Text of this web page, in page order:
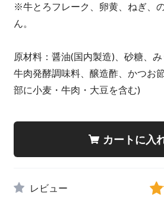
※牛とろフレーク、卵黄、ねぎ、
ん。
原材料：醤油(国内製造)、砂糖、み
牛肉発酵調味料、醸造酢、かつお
部に小麦・牛肉・大豆を含む)
カートに入
レビュー